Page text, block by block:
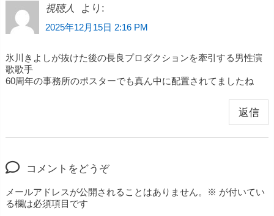
視聴人 より:
2025年12月15日 2:16 PM
氷川きよしが抜けた後の長良プロダクションを牽引する男性演
歌歌手
60周年の事務所のポスターでも真ん中に配置されてましたね
返信
コメントをどうぞ
メールアドレスが公開されることはありません。 ※ が付いてい
る欄は必須項目です